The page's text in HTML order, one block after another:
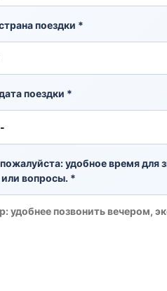
поездки *
поездки *
удобное время для
вопросы. *